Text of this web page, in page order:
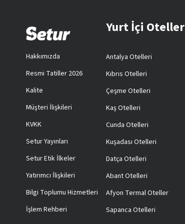
Hakkımızda
Resmi Tatiller 2026
Kalite
Müşteri İlişkileri
KVKK
Setur Yayınları
Setur Etik İlkeler
Yatırımcı İlişkileri
Bilgi Toplumu Hizmetleri
İşlem Rehberi
Yurt İçi Oteller
Antalya Otelleri
Kıbrıs Otelleri
Çeşme Otelleri
Kaş Otelleri
Cunda Otelleri
Kuşadası Otelleri
Datça Otelleri
Abant Otelleri
Afyon Termal Oteller
Sapanca Otelleri